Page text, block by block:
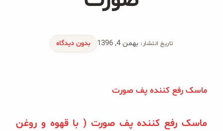
شیرین کننده های طبیعی
کینوا
ترشی و شور
تاریخ انتشار: بهمن 4, 1396 بدون دیدگاه
ماسک رفع کننده پف صورت
ماسک رفع کننده پف صورت ( با قهوه و روغن